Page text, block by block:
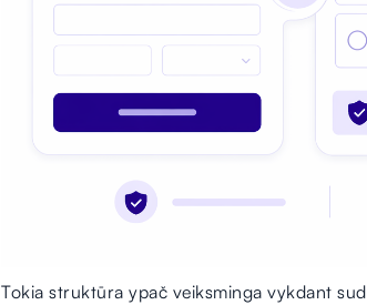
Tokia struktūra ypač veiksminga vykdant